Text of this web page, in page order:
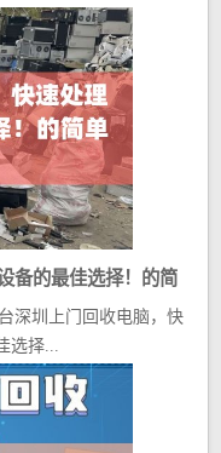
备的最佳选择！的简
深圳上门回收电脑，快
选择...